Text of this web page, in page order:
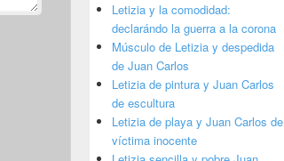
Letizia y la comodidad:
declarándo la guerra a la corona
Músculo de Letizia y despedida
de Juan Carlos
Letizia de pintura y Juan Carlos
de escultura
Letizia de playa y Juan Carlos de
víctima inocente